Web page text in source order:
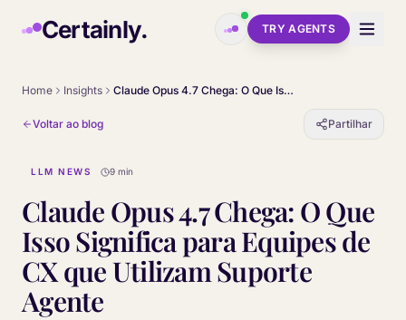
Certainly. TRY AGENTS
Home Insights Claude Opus 4.7 Chega: O Que Isso Significa para Equipes de CX que Utilizam Suporte Agente
Voltar ao blog Partilhar
LLM NEWS 9 min
Claude Opus 4.7 Chega: O Que
Isso Significa para Equipes de
CX que Utilizam Suporte
Agente